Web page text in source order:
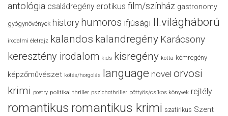
antológia családregény erotikus film/színház gastronomy
gyógynövények history humoros ifjúsági II.világháború
irodalmi életrajz kalandos kalandregény Karácsony
keresztény irodalom kids kisregény kotta kémregény
képzőművészet kötés/horgolás language novel orvosi
krimi poetry politikai thriller pszichothriller pöttyös/csíkos könyvek rejtély
romantikus romantikus krimi szatirikus Szent